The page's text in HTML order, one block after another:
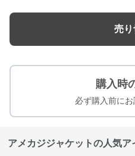
売
購入時
必ず購入前にお
アメカジジャケットの人気ア